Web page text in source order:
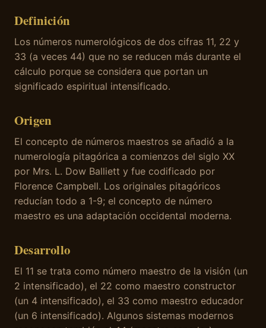
Definición
Los números numerológicos de dos cifras 11, 22 y
33 (a veces 44) que no se reducen más durante el
cálculo porque se considera que portan un
significado espiritual intensificado.
Origen
El concepto de números maestros se añadió a la
numerología pitagórica a comienzos del siglo XX
por Mrs. L. Dow Balliett y fue codificado por
Florence Campbell. Los originales pitagóricos
reducían todo a 1-9; el concepto de número
maestro es una adaptación occidental moderna.
Desarrollo
El 11 se trata como número maestro de la visión (un
2 intensificado), el 22 como maestro constructor
(un 4 intensificado), el 33 como maestro educador
(un 6 intensificado). Algunos sistemas modernos